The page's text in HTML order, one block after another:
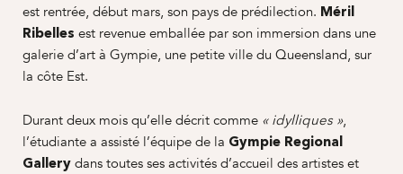
est rentrée, début mars, son pays de prédilection. Méril
Ribelles est revenue emballée par son immersion dans une
galerie d’art à Gympie, une petite ville du Queensland, sur
la côte Est.
Durant deux mois qu’elle décrit comme « idylliques »,
l’étudiante a assisté l’équipe de la Gympie Regional
Gallery dans toutes ses activités d’accueil des artistes et